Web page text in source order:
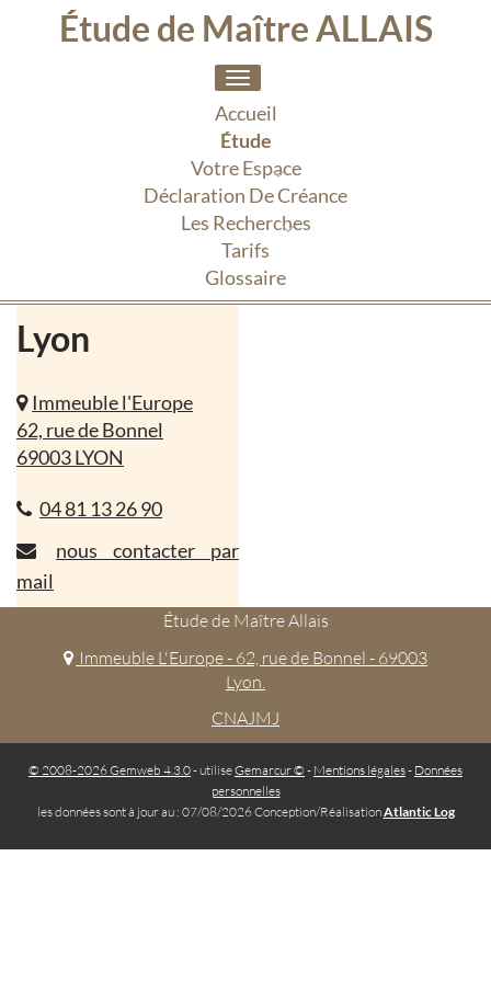
Étude de Maître ALLAIS
Toggle
navigation
Accueil
Étude
Votre Espace
Déclaration De Créance
Les Recherches
Tarifs
Glossaire
Lyon
Immeuble l'Europe
62, rue de Bonnel
69003 LYON
04 81 13 26 90
nous contacter par
mail
Étude de Maître Allais
Immeuble L'Europe - 62, rue de Bonnel - 69003
Lyon.
CNAJMJ
© 2008-2026 Gemweb 4.3.0- utiliseGemarcur © - Mentions légales- Données
personnelles
les données sont à jour au : 07/08/2026 Conception/RéalisationAtlantic Log